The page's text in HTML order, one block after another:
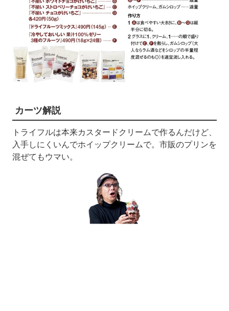
カーツ解説
トライフルは本来カスタードクリームで作るんだけど、
入手しにくいんでホイップクリームで。市販のプリンを
混ぜてもウマい。